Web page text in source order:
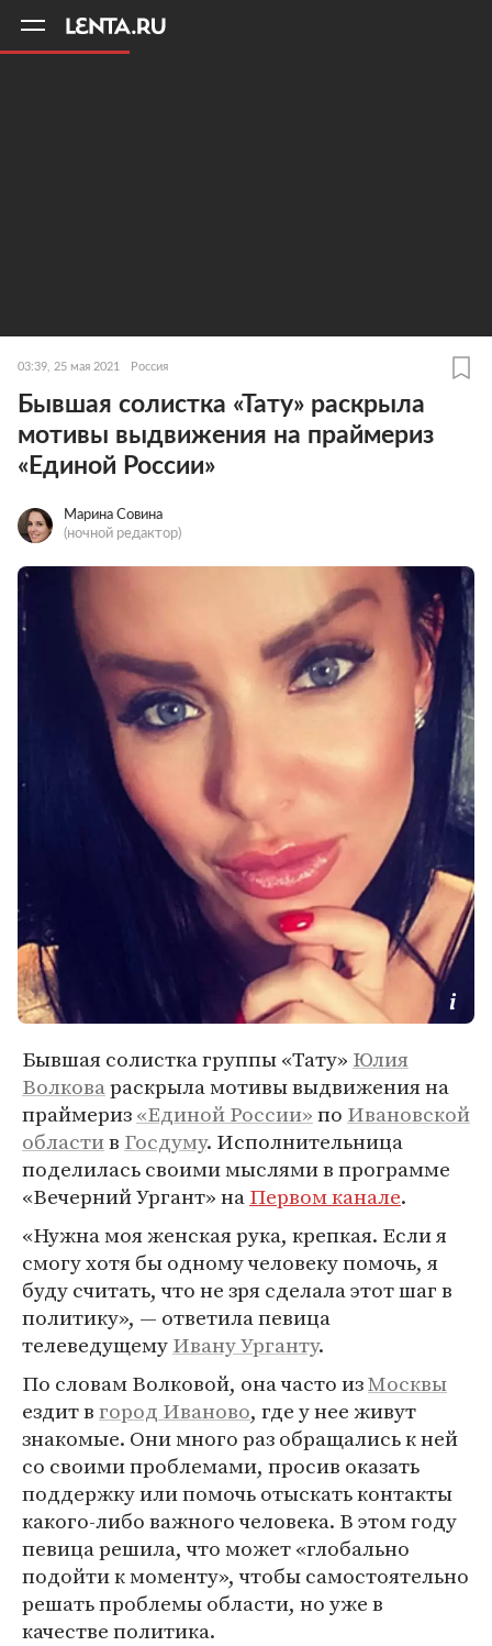
03:39, 25 мая 2021 Россия
Бывшая солистка «Тату» раскрыла
мотивы выдвижения на праймериз
«Единой России»
Марина Совина
(ночной редактор)
Бывшая солистка группы «Тату» Юлия
Волковараскрыла мотивы выдвижения на
праймериз«Единой России»по Ивановской
областив Госдуму. Исполнительница
поделилась своими мыслями в программе
«Вечерний Ургант» наПервом канале.
«Нужна моя женская рука, крепкая. Если я
смогу хотя бы одному человеку помочь, я
буду считать, что не зря сделала этот шаг в
политику», — ответила певица
телеведущемуИвану Урганту.
По словам Волковой, она часто изМосквы
ездит вгород Иваново, где у нее живут
знакомые. Они много раз обращались к ней
со своими проблемами, просив оказать
поддержку или помочь отыскать контакты
какого-либо важного человека. В этом году
певица решила, что может «глобально
подойти к моменту», чтобы самостоятельно
решать проблемы области, но уже в
качестве политика.